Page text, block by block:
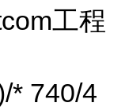
工程
* 740/4